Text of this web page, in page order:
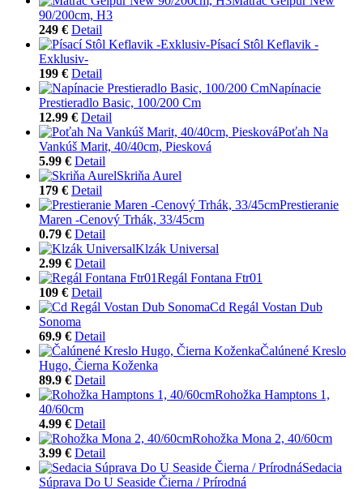
90/200cm, H3
249 € Detail
Písací Stôl Keflavik -
Exklusiv-
199 € Detail
Napínacie
Prestieradlo Basic, 100/200 Cm
12.99 € Detail
Poťah Na
Vankúš Marit, 40/40cm, Piesková
5.99 € Detail
Skriňa Aurel
179 € Detail
Prestieranie
Maren -Cenový Trhák, 33/45cm
0.79 € Detail
Klzák Universal
2.99 € Detail
Regál Fontana Ftr01
109 € Detail
Cd Regál Vostan Dub
Sonoma
69.9 € Detail
Čalúnené Kreslo
Hugo, Čierna Koženka
89.9 € Detail
Rohožka Hamptons 1,
40/60cm
4.99 € Detail
Rohožka Mona 2, 40/60cm
3.99 € Detail
Sedacia
Súprava Do U Seaside Čierna / Prírodná